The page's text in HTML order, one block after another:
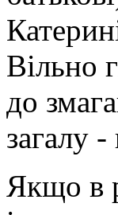
Вільно
до
загалу
Якщо в